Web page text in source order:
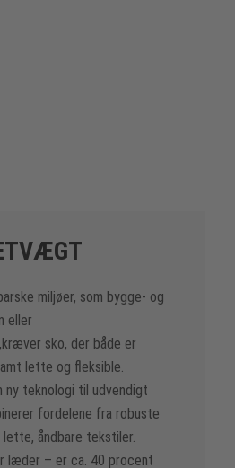
miljøer, som bygge- og
eller
sko, der både er
lette og fleksible.
ny teknologi til udvendigt
fordelene fra robuste
åndbare tekstiler.
læder – er ca. 40 procent